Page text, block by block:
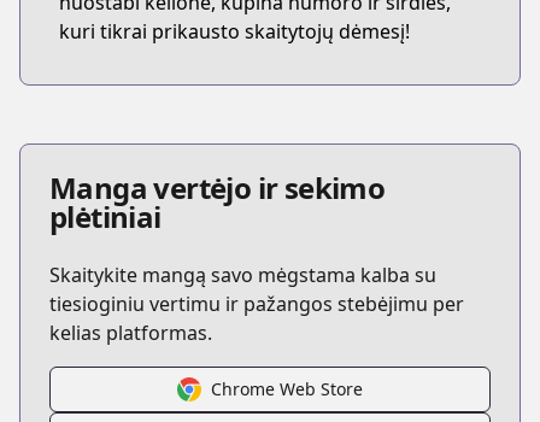
kuri tikrai prikausto skaitytojų dėmesį!
Manga vertėjo ir sekimo
plėtiniai
Skaitykite mangą savo mėgstama kalba su
tiesioginiu vertimu ir pažangos stebėjimu per
kelias platformas.
Chrome Web Store